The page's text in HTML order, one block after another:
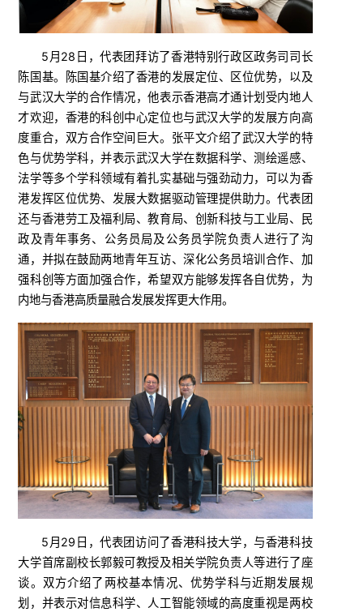
5月28日，代表团拜访了香港特别行政区政务司司长
陈国基。陈国基介绍了香港的发展定位、区位优势，以及
与武汉大学的合作情况，他表示香港高才通计划受内地人
才欢迎，香港的科创中心定位也与武汉大学的发展方向高
度重合，双方合作空间巨大。张平文介绍了武汉大学的特
色与优势学科，并表示武汉大学在数据科学、测绘遥感、
法学等多个学科领域有着扎实基础与强劲动力，可以为香
港发挥区位优势、发展大数据驱动管理提供助力。代表团
还与香港劳工及福利局、教育局、创新科技与工业局、民
政及青年事务、公务员局及公务员学院负责人进行了沟
通，并拟在鼓励两地青年互访、深化公务员培训合作、加
强科创等方面加强合作，希望双方能够发挥各自优势，为
内地与香港高质量融合发展发挥更大作用。
5月29日，代表团访问了香港科技大学，与香港科技
大学首席副校长郭毅可教授及相关学院负责人等进行了座
谈。双方介绍了两校基本情况、优势学科与近期发展规
划，并表示对信息科学、人工智能领域的高度重视是两校